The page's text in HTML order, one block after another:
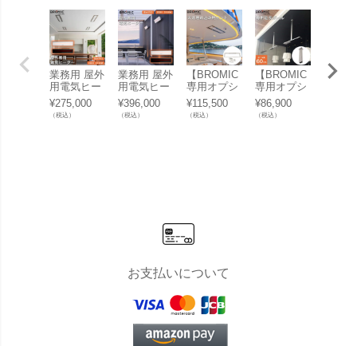
業務用 屋外
用電気ヒー
ター 「ブロ
ミック（BR
OMIC） プ
¥275,000
（税込）
業務用 屋外
用電気ヒー
ター 「ブロ
ミック（BR
OMIC） プ
¥396,000
（税込）
【BROMIC
専用オプシ
ョン】「天
井埋め込み
用付属品セ
¥115,500
（税込）
【BROMIC
専用オプシ
ョン】「天
井吊り下げ
用 延長ポー
¥86,900
（税込）
【
お支払いについて